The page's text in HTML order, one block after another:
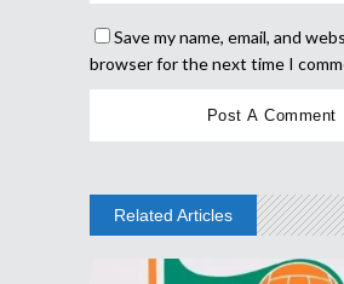
Save my name, email, and
browser for the next time I
Related Articles